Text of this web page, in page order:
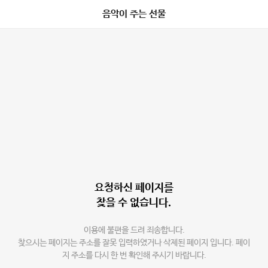
음악이 주는 선물
요청하신 페이지를
찾을 수 없습니다.
이용에 불편을 드려 죄송합니다.
찾으시는 페이지는 주소를 잘못 입력하였거나 삭제된 페이지 입니다. 페이
지 주소를 다시 한 번 확인해 주시기 바랍니다.